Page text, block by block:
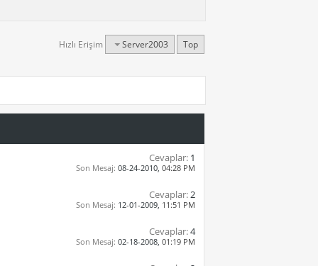
Hızlı Erişim Server2003 Top
Cevaplar: 1
Son Mesaj: 08-24-2010, 04:28 PM
Cevaplar:2
Son Mesaj: 12-01-2009, 11:51 PM
Cevaplar:4
Son Mesaj: 02-18-2008, 01:19 PM